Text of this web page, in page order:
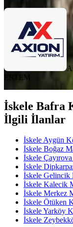
ERTEM
İskele Bafra
İlgili İlanlar
İskele Aygün
İskele Boğaz
İskele
İskele
İskele Gelincik
İskele Kalecik
İskele Merkez
İskele Ötüken
İskele Yarköy
İskele